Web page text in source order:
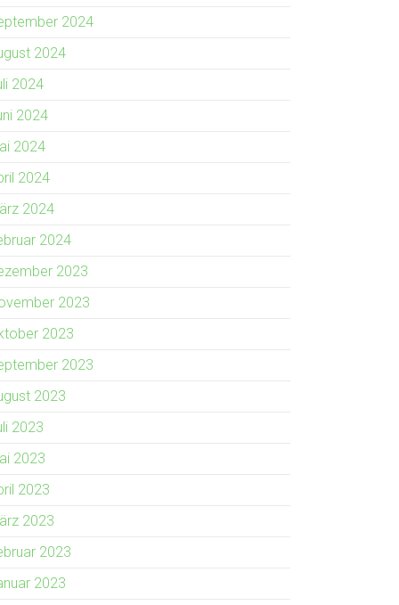
2024
2024
2024
2024
2024
2024
2024
2024
2023
2023
2023
2023
2023
2023
2023
2023
2023
2023
2023